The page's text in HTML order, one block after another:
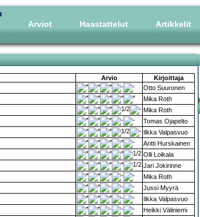
Arviot Haastattelut Artikkelit
Arvio
Kirjoittaja
Otto Suuronen
Mika Roth
Mika Roth
Tomas Ojapelto
Ilkka Valpasvuo
Antti Hurskainen
Olli Loikala
Jari Jokirinne
Mika Roth
Jussi Myyrä
Ilkka Valpasvuo
Heikki Väliniemi